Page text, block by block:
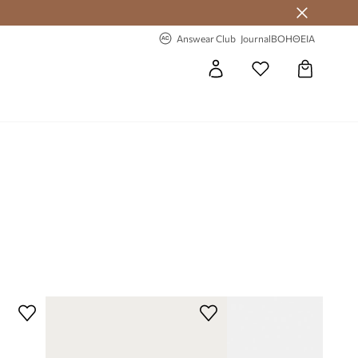
Club
Answear Club JournalΒΟΗΘΕΙΑ